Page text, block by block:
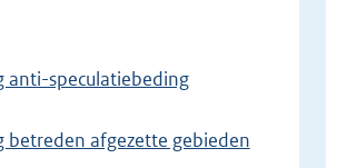
anti-speculatiebeding
betreden afgezette gebieden